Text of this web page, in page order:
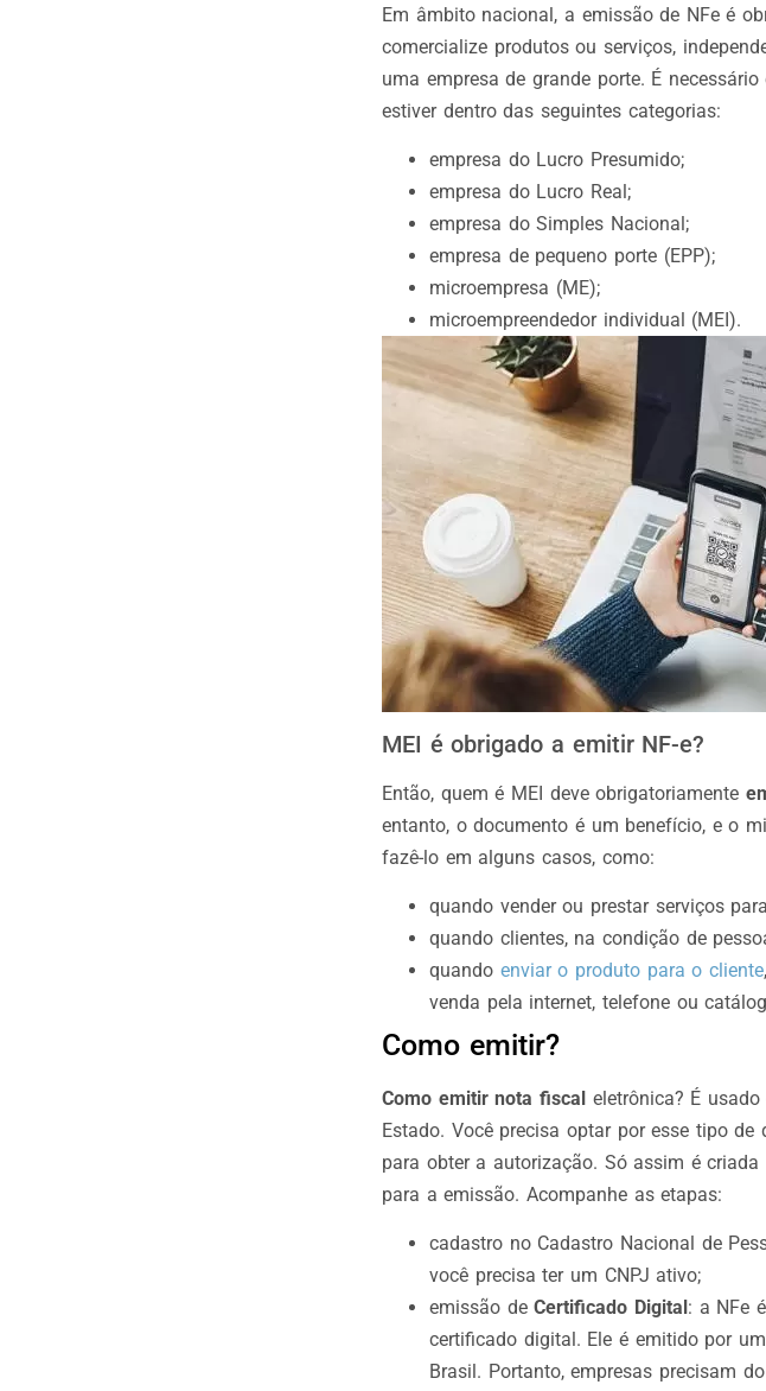
Em âmbito nacional, a emissão de NFe é
comercialize produtos ou serviços,
uma empresa de grande porte. É
estiver dentro das seguintes categorias:
empresa do Lucro Presumido;
empresa do Lucro Real;
empresa do Simples Nacional;
empresa de pequeno porte (EPP);
microempresa (ME);
microempreendedor individual (MEI).
MEI é obrigado a emitir NF-e?
Então, quem é MEI deve obrigatoriamente
entanto, o documento é um benefício, e o
fazê-lo em alguns casos, como:
quando vender ou prestar serviços
quando clientes, na condição de
quando enviar o produto para o cliente
venda pela internet, telefone ou
Como emitir?
Como emitir nota fiscal eletrônica? É
Estado. Você precisa optar por esse tipo
para obter a autorização. Só assim é
para a emissão. Acompanhe as etapas:
cadastro no Cadastro Nacional de
você precisa ter um CNPJ ativo;
emissão deCertificado Digital : a NFe
certificado digital. Ele é emitido por
Brasil. Portanto, empresas precisam do